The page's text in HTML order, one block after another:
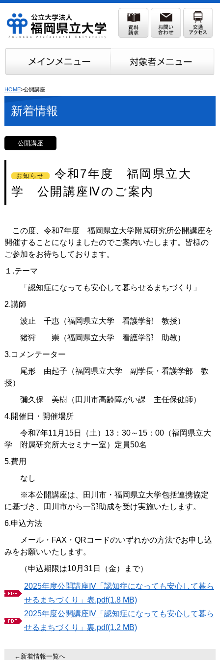
HOME>公開講座
新着情報
公開講座
お知らせ
令和7年度 福岡県立大
学 公開講座Ⅳのご案内
この度、令和7年度 福岡県立大学附属研究所公開講座を
開催することになりましたのでご案内いたします。皆様の
ご参加をお待ちしております。
１.テーマ
「認知症になっても安心して暮らせるまちづくり」
2.講師
波止 千惠（福岡県立大学 看護学部 教授）
猪狩 崇（福岡県立大学 看護学部 助教）
3.コメンテーター
尾形 由起子（福岡県立大学 副学長・看護学部 教
授）
彌久保 美樹（田川市高齢障がい課 主任保健師）
4.開催日・開催場所
令和7年11月15日（土）13：30～15：00（福岡県立大
学 附属研究所大セミナー室）定員50名
5.費用
なし
※本公開講座は、田川市・福岡県立大学包括連携協定
に基づき、田川市から一部助成を受け実施いたします。
6.申込方法
メール・FAX・QRコードのいずれかの方法でお申し込
みをお願いいたします。
（申込期限は10月31日（金）まで）
2025年度公開講座Ⅳ「認知症になっても安心して暮ら
せるまちづくり」表.pdf(1.8 MB)
2025年度公開講座Ⅳ「認知症になっても安心して暮ら
せるまちづくり」裏.pdf(1.2 MB)
←新着情報一覧へ